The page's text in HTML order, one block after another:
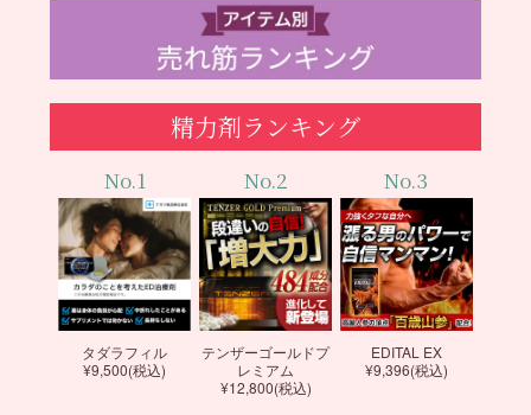
精力剤ランキング
No.1
タダラフィル
¥9,500(税込)
No.2
テンザーゴールドプ
レミアム
¥12,800(税込)
No.3
EDITAL EX
¥9,396(税込)